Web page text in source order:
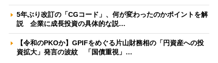
5年ぶり改訂の「CGコード」、何が変わったのかポイントを解
説 企業に成長投資の具体的な説…
【令和のPKOか】GPIFをめぐる片山財務相の「円資産への投
資拡大」発言の波紋 「国債重視」…